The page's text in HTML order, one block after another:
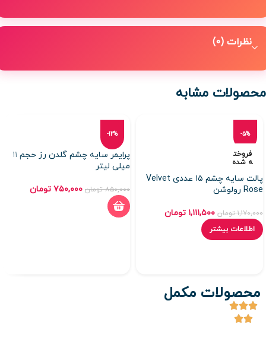
نظرات (0)
محصولات مشابه
-5%
فروخت
ه شده
پالت سایه چشم ۱۵ عددی Velvet
Rose رولوشن
۱,۱۷۰,۰۰۰ تومان ۱,۱۱۱,۵۰۰ تومان
اطلاعات بیشتر
-12%
پرایمر سایه چشم گلدن رز حجم ۱۱
میلی لیتر
۸۵۰,۰۰۰ تومان ۷۵۰,۰۰۰ تومان
محصولات مکمل